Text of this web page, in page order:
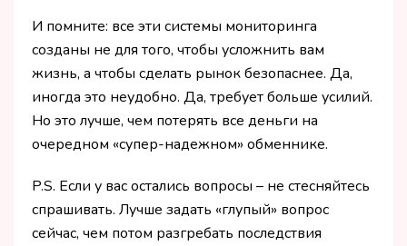
И помните: все эти системы мониторинга
созданы не для того, чтобы усложнить вам
жизнь, а чтобы сделать рынок безопаснее. Да,
иногда это неудобно. Да, требует больше усилий.
Но это лучше, чем потерять все деньги на
очередном «супер-надежном» обменнике.
P.S. Если у вас остались вопросы – не стесняйтесь
спрашивать. Лучше задать «глупый» вопрос
сейчас, чем потом разгребать последствия